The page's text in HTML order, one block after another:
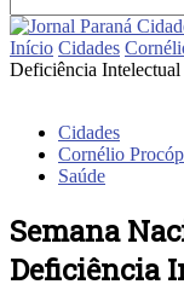
Início Cidades
Deficiência
Cidades
Cornélio
Saúde
Semana
Deficiência